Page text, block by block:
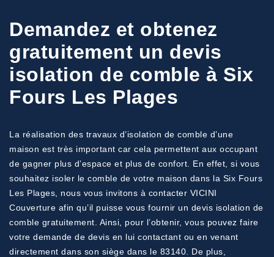
Demandez et obtenez
gratuitement un devis
isolation de comble à Six
Fours Les Plages
La réalisation des travaux d’isolation de comble d’une
maison est très important car cela permettent aux occupant
de gagner plus d’espace et plus de confort. En effet, si vous
souhaitez isoler le comble de votre maison dans la Six Fours
Les Plages, nous vous invitons à contacter VICINI
Couverture afin qu’il puisse vous fournir un devis isolation de
comble gratuitement. Ainsi, pour l’obtenir, vous pouvez faire
votre demande de devis en lui contactant ou en venant
directement dans son siège dans le 83140. De plus,